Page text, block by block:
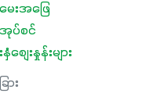
းအဖြေ
ပ်စင်
စျေးနှုန်းများ
ား